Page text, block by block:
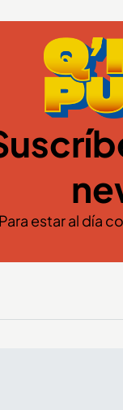
Para estar al día